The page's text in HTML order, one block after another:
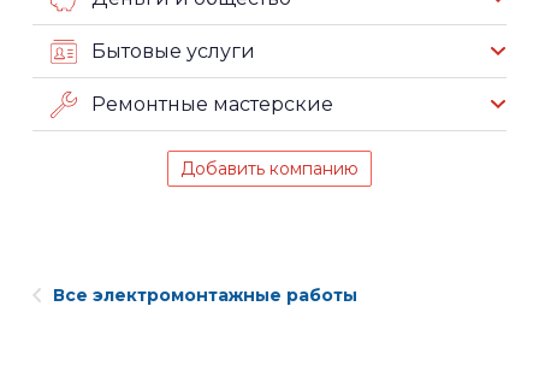
Бытовые услуги
Ремонтные мастерские
Добавить компанию
Все электромонтажные работы